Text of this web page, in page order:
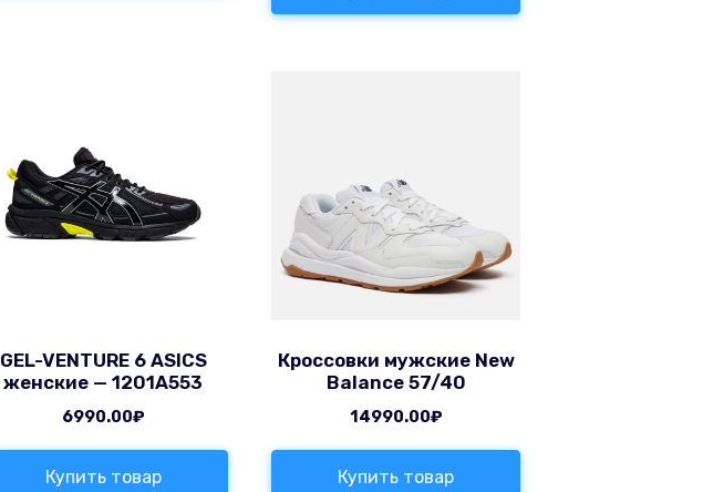
GEL-VENTURE 6 ASICS
женские — 1201A553
6990.00₽
Купить товар
Кроссовки мужские New
Balance 57/40
14990.00₽
Купить товар